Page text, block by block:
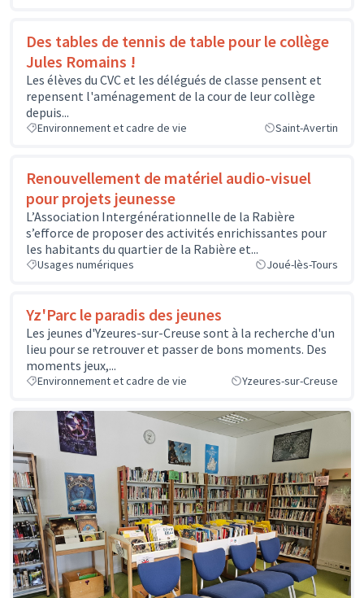
Des tables de tennis de table pour le collège
Jules Romains !
Les élèves du CVC et les délégués de classe pensent et
repensent l'aménagement de la cour de leur collège
depuis...
Environnement et cadre de vie Saint-Avertin
Renouvellement de matériel audio-visuel
pour projets jeunesse
L’Association Intergénérationnelle de la Rabière
s’efforce de proposer des activités enrichissantes pour
les habitants du quartier de la Rabière et...
Usages numériques Joué-lès-Tours
Yz'Parc le paradis des jeunes
Les jeunes d'Yzeures-sur-Creuse sont à la recherche d'un
lieu pour se retrouver et passer de bons moments. Des
moments jeux,...
Environnement et cadre de vie Yzeures-sur-Creuse